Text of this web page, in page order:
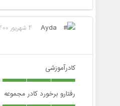
Ayda
4 شهریور 1400 ساعت 8:21
کادرآموزشی
رفتارو برخورد کادر مجموعه